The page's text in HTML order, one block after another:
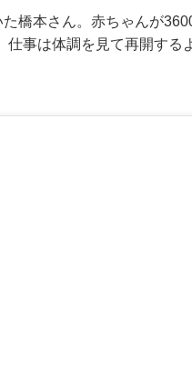
橋本さん。赤ちゃんが
事は体調を見て再開する